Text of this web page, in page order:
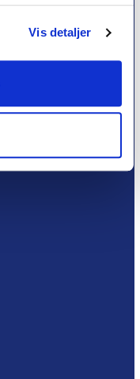
Vis detaljer